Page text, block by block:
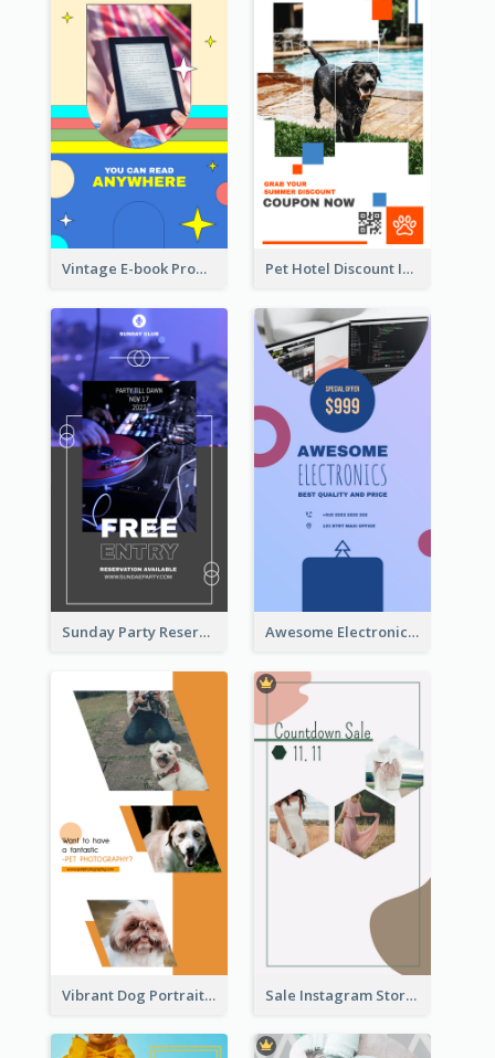
Vintage E-book Promote Instagram Story Design Pet Hotel Discount Instagram Story
Sunday Party Reservation Instagram Story Awesome Electronics Sale Instagram Story
Vibrant Dog Portrait Instagram Story Design Template Sale Instagram Story